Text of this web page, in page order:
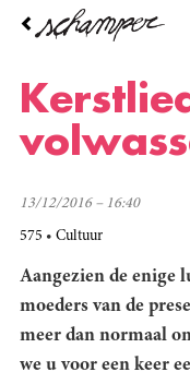
Overslaan
inhoud
Kerstliedjes voor
13/12/2016 – 16:40
575 Cultuur
Aangezien de enige
moeders van de
meer dan normaal
we u voor een keer